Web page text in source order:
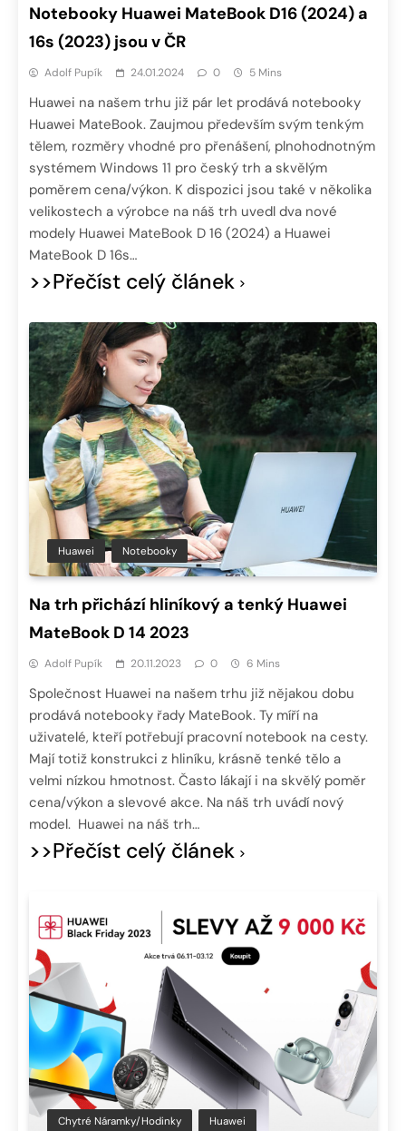
Notebooky Huawei MateBook D16 (2024) a
16s (2023) jsou v ČR
Adolf Pupík 24.01.2024 0 5 Mins
Huawei na našem trhu již pár let prodává notebooky
Huawei MateBook. Zaujmou především svým tenkým
tělem, rozměry vhodné pro přenášení, plnohodnotným
systémem Windows 11 pro český trh a skvělým
poměrem cena/výkon. K dispozici jsou také v několika
velikostech a výrobce na náš trh uvedl dva nové
modely Huawei MateBook D 16 (2024) a Huawei
MateBook D 16s…
>>Přečíst celý článek
Huawei Notebooky
Na trh přichází hliníkový a tenký Huawei
MateBook D 14 2023
Adolf Pupík 20.11.2023 0 6 Mins
Společnost Huawei na našem trhu již nějakou dobu
prodává notebooky řady MateBook. Ty míří na
uživatelé, kteří potřebují pracovní notebook na cesty.
Mají totiž konstrukci z hliníku, krásně tenké tělo a
velmi nízkou hmotnost. Často lákají i na skvělý poměr
cena/výkon a slevové akce. Na náš trh uvádí nový
model. Huawei na náš trh…
>>Přečíst celý článek
Chytré Náramky/hodinky Huawei